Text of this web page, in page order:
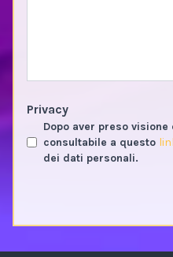
Privacy
Dopo aver preso
consultabile a questo
dei dati personali.